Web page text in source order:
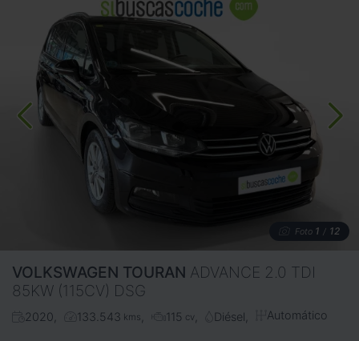
Foto 1 / 12
VOLKSWAGEN TOURAN ADVANCE 2.0 TDI
85KW (115CV) DSG
2020 133.543 kms 115 cv Diésel Automático